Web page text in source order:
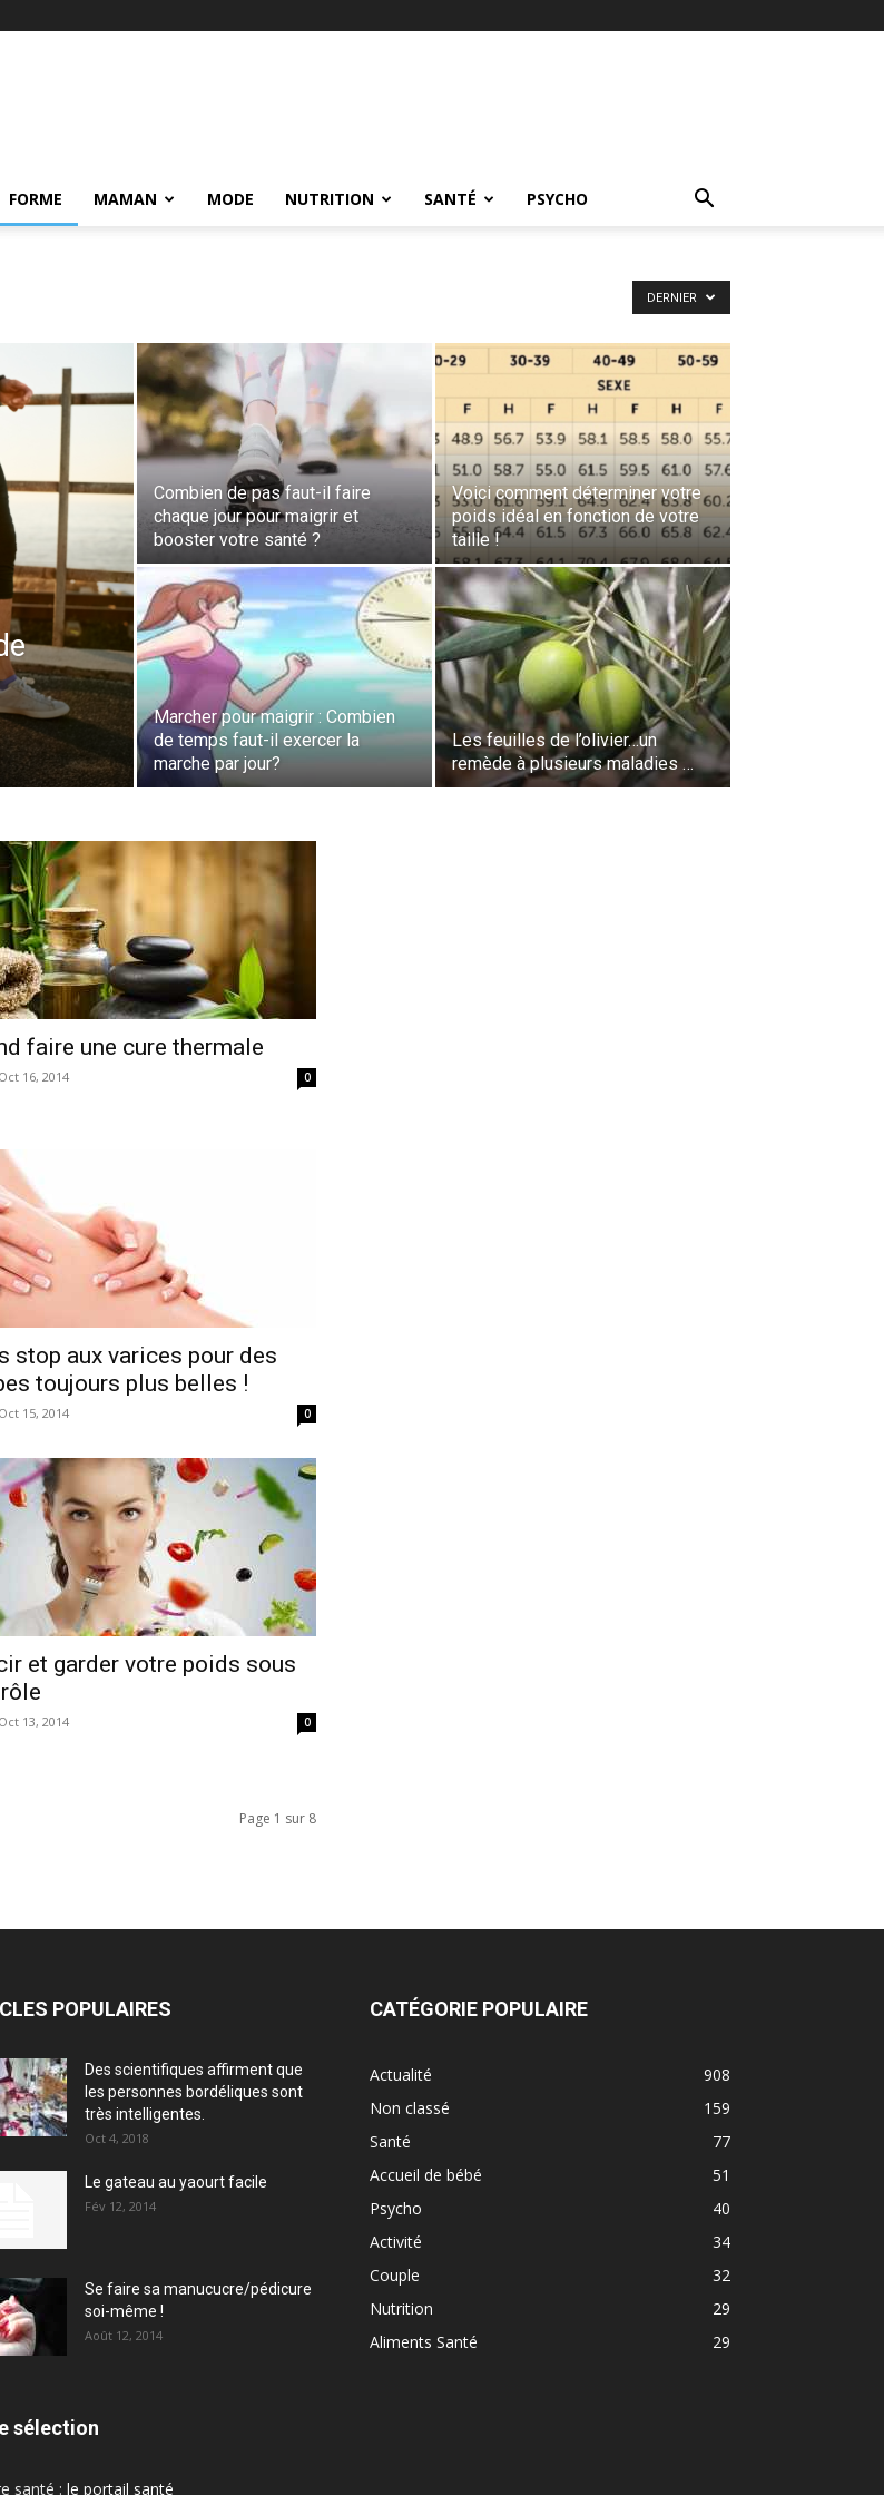
FORME MAMAN MODE NUTRITION SANTÉ PSYCHO
DERNIER
Combien de pas faut-il faire
chaque jour pour maigrir et
booster votre santé ?
Voici comment déterminer votre
poids idéal en fonction de votre
taille !
Marcher pour maigrir : Combien
de temps faut-il exercer la
marche par jour?
Les feuilles de l’olivier…un
remède à plusieurs maladies …
faire une cure thermale
Oct 16, 2014 0
stop aux varices pour des
toujours plus belles !
Oct 15, 2014 0
et garder votre poids sous
Oct 13, 2014 0
Page 1 sur 8
POPULAIRES
Des scientifiques affirment que
les personnes bordéliques sont
très intelligentes.
Oct 4, 2018
Le gateau au yaourt facile
Fév 12, 2014
Se faire sa manucucre/pédicure
soi-même !
Août 12, 2014
sélection
santé : le portail santé
CATÉGORIE POPULAIRE
Actualité
908
Non classé
159
Santé
77
Accueil de bébé
51
Psycho
40
Activité
34
Couple
32
Nutrition
29
Aliments Santé
29